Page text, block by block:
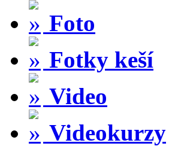
Foto
Fotky keší
Video
Videokurzy